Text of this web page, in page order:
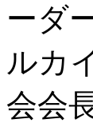
ーダ
ルカ
会会